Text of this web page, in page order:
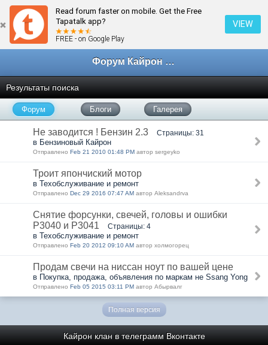
Read forum faster on mobile. Get the Free
Tapatalk app?
FREE - on Google Play
VIEW
Форум Кайрон клана
Результаты поиска
Форум Блоги Галерея
Не заводится ! Бензин 2.3 Страницы: 31
в Бензиновый Кайрон
Отправлено Feb 21 2010 01:48 PM автор sergeyko
Троит япончиский мотор
в Техобслуживание и ремонт
Отправлено Dec 29 2016 07:47 AM автор Aleksandrva
Снятие форсунки, свечей, головы и ошибки
P3040 и P3041
Страницы: 4
в Техобслуживание и ремонт
Отправлено Feb 20 2012 09:10 AM автор холмогорец
Продам свечи на ниссан ноут по вашей цене
в Покупка, продажа, объявления по маркам не Ssang Yong
Отправлено Feb 05 2015 03:11 PM автор Абырвалг
Полная версия
Кайрон клан в телеграмм Вконтакте